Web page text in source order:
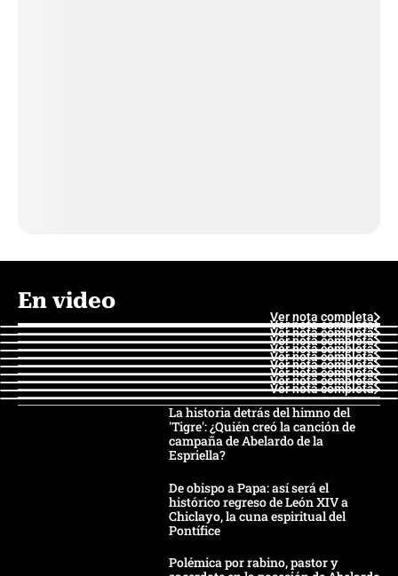
En video
Ver nota completa
Ver nota completa
Ver nota completa
Ver nota completa
Ver nota completa
Ver nota completa
Ver nota completa
Ver nota completa
Ver nota completa
Ver nota completa
La historia detrás del himno del
'Tigre': ¿Quién creó la canción de
campaña de Abelardo de la
Espriella?
De obispo a Papa: así será el
histórico regreso de León XIV a
Chiclayo, la cuna espiritual del
Pontífice
Polémica por rabino, pastor y